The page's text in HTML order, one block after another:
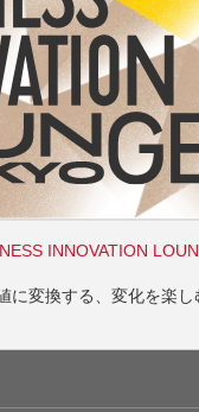
INNOVATION
に変換する、変化を楽